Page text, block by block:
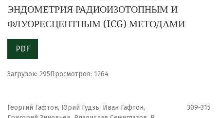
ЭНДОМЕТРИЯ РАДИОИЗОТОПНЫМ И
ФЛУОРЕСЦЕНТНЫМ (ICG) МЕТОДАМИ
PDF
Загрузок: 295Просмотров: 1264
Георгий Гафтон, Юрий Гудзь, Иван Гафтон,
309-315